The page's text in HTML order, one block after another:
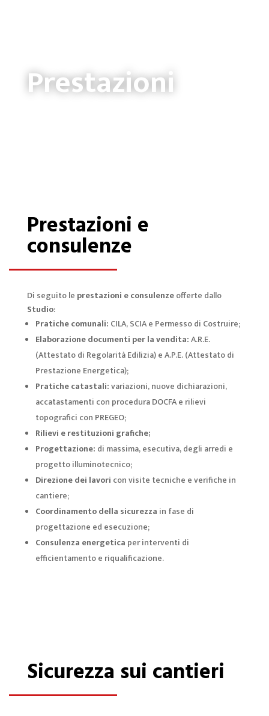
Prestazioni
Prestazioni e
consulenze
Di seguito le prestazioni e consulenzeofferte dallo
Studio:
Pratiche comunali: CILA, SCIA e Permesso di Costruire;
Elaborazione documenti per la vendita:A.R.E.
(Attestato di Regolarità Edilizia) e A.P.E. (Attestato di
Prestazione Energetica);
Pratiche catastali:variazioni, nuove dichiarazioni,
accatastamenti con procedura DOCFA e rilievi
topografici con PREGEO;
Rilievi e restituzioni grafiche;
Progettazione: di massima, esecutiva, degli arredi e
progetto illuminotecnico;
Direzione dei lavori con visite tecniche e verifiche in
cantiere;
Coordinamento della sicurezza in fase di
progettazione ed esecuzione;
Consulenza energetica per interventi di
efficientamento e riqualificazione.
Sicurezza sui cantieri